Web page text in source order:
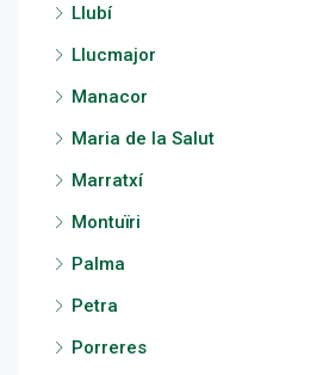
Llubí
Llucmajor
Manacor
Maria de la Salut
Marratxí
Montuïri
Palma
Petra
Porreres